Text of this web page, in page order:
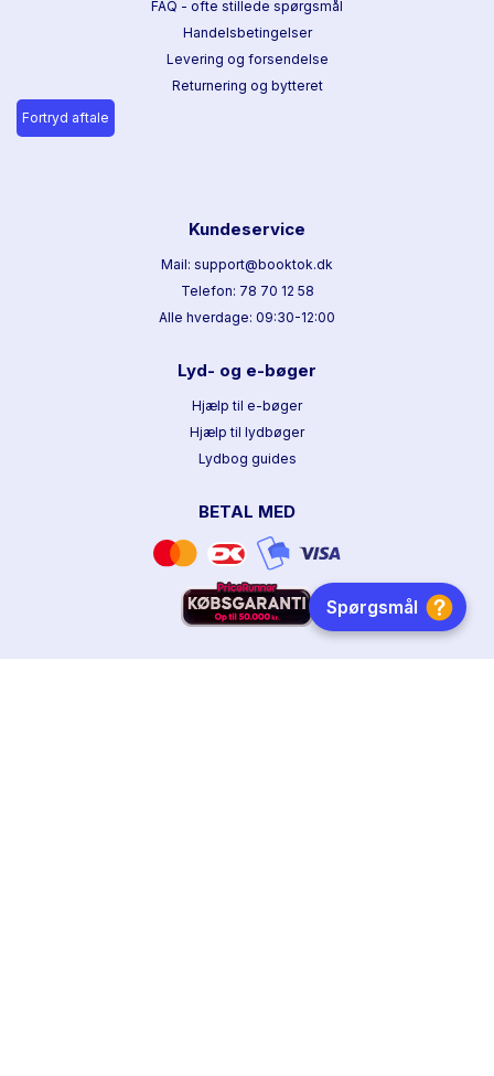
FAQ - ofte stillede spørgsmål
Handelsbetingelser
Levering og forsendelse
Returnering og bytteret
Fortryd aftale
Kundeservice
Mail: support@booktok.dk
Telefon: 78 70 12 58
Alle hverdage: 09:30-12:00
Lyd- og e-bøger
Hjælp til e-bøger
Hjælp til lydbøger
Lydbog guides
BETAL MED